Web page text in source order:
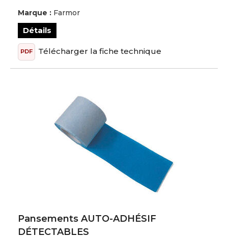
Marque : Farmor
Détails
PDF Télécharger la fiche technique
Pansements AUTO-ADHÉSIF
DÉTECTABLES